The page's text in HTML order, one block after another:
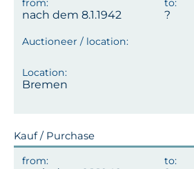
nach dem 8.1.1942
Bremen
Kauf / Purchase